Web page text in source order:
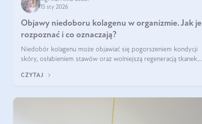
15 sty 2026
Objawy niedoboru kolagenu w organizmie. Jak je
rozpoznać i co oznaczają?
Niedobór kolagenu może objawiać się pogorszeniem kondycji
skóry, osłabieniem stawów oraz wolniejszą regeneracją tkanek.
skóry, bóle stawów, łamliwość paznokci oraz osłabienie włosów.
CZYTAJ